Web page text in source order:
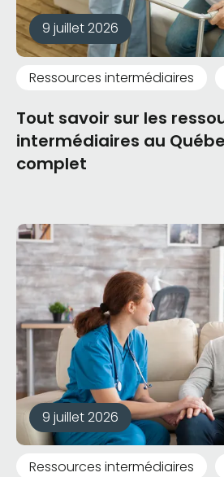
9 juillet 2026
Ressources intermédiaires
Tout savoir sur les
intermédiaires au
complet
9 juillet 2026
Ressources intermédiaires